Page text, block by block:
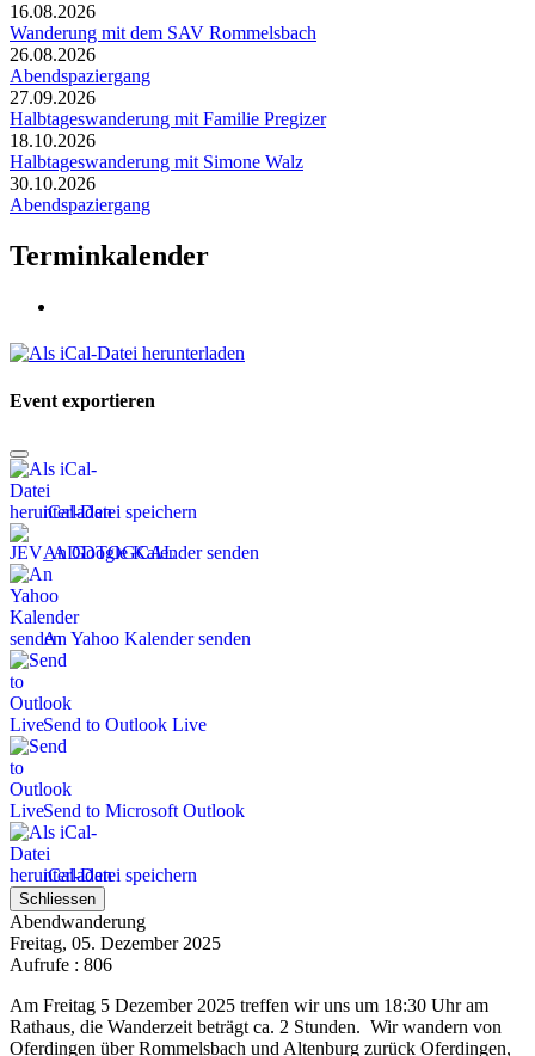
16.08.2026
Wanderung mit dem SAV Rommelsbach
26.08.2026
Abendspaziergang
27.09.2026
Halbtageswanderung mit Familie Pregizer
18.10.2026
Halbtageswanderung mit Simone Walz
30.10.2026
Abendspaziergang
Terminkalender
Event exportieren
iCal-Datei speichern
An Google Kalender senden
An Yahoo Kalender senden
Send to Outlook Live
Send to Microsoft Outlook
iCal-Datei speichern
Schliessen
Abendwanderung
Freitag, 05. Dezember 2025
Aufrufe : 806
Am Freitag 5 Dezember 2025 treffen wir uns um 18:30 Uhr am
Rathaus, die Wanderzeit beträgt ca. 2 Stunden. Wir wandern von
Oferdingen über Rommelsbach und Altenburg zurück Oferdingen,